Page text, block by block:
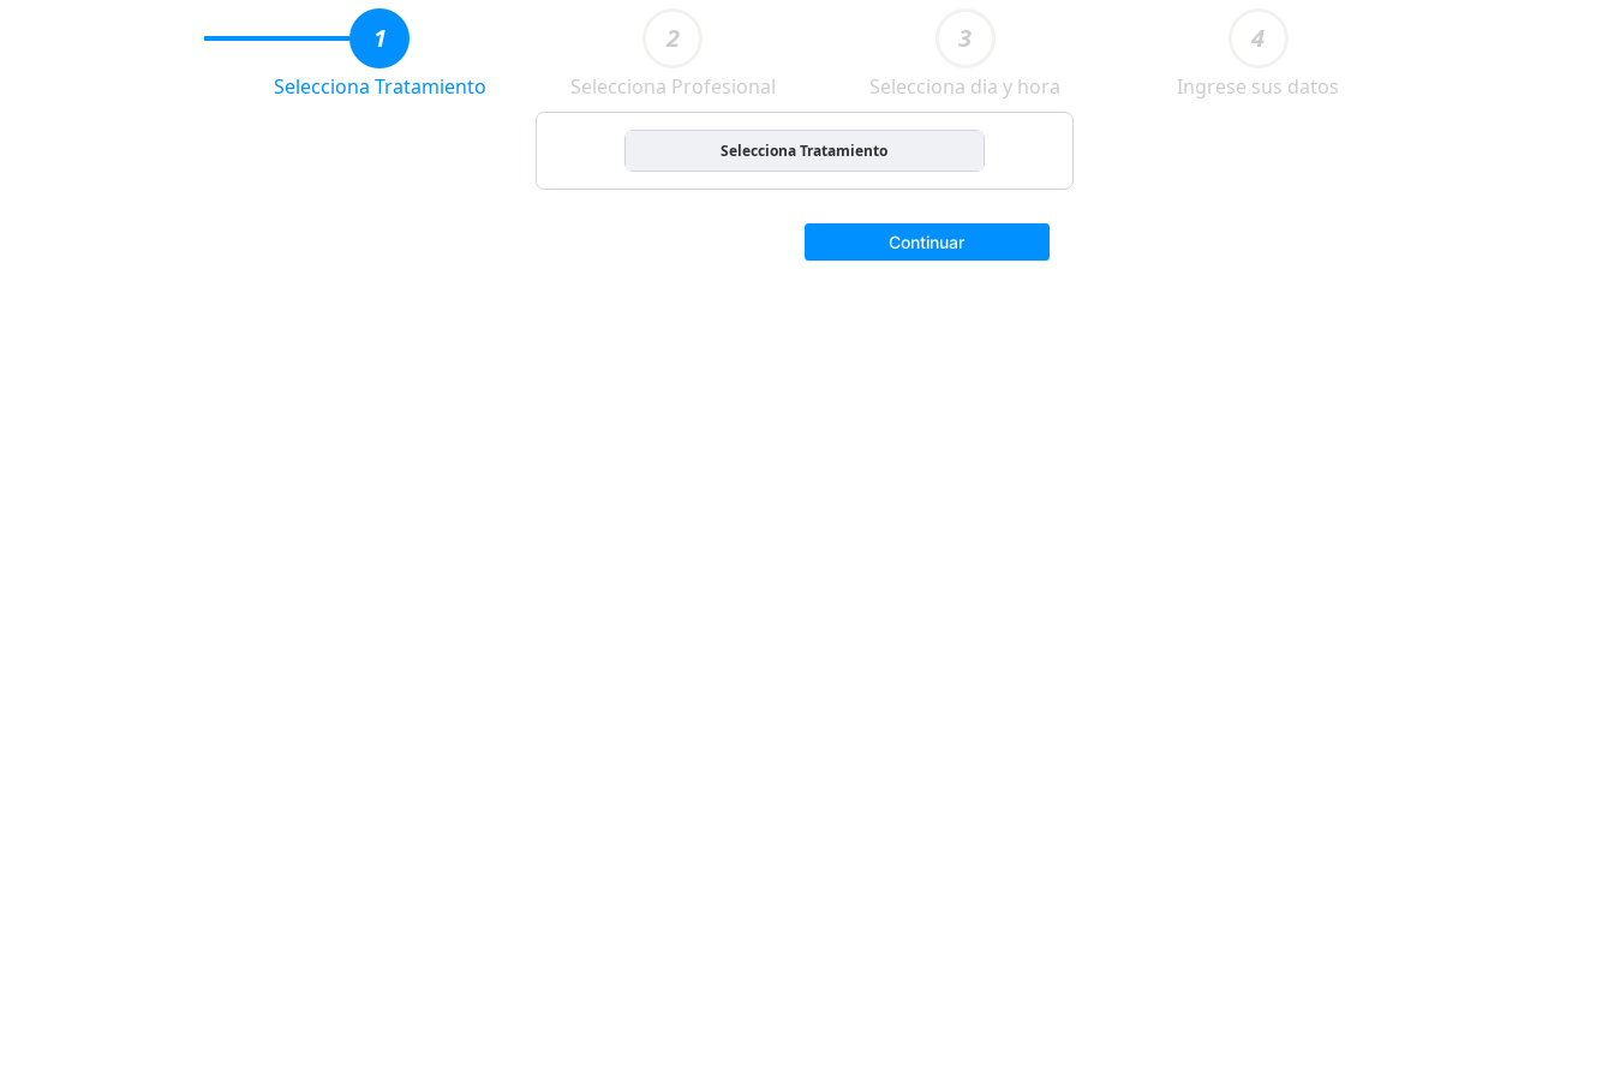
1
Selecciona Tratamiento
2
Selecciona Profesional
3
Selecciona dia y hora
4
Ingrese sus datos
Selecciona Tratamiento
Continuar